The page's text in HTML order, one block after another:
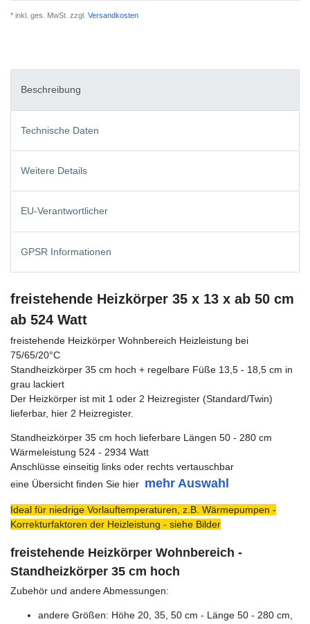
* inkl. ges. MwSt. zzgl. Versandkosten
Beschreibung
Technische Daten
Weitere Details
EU-Verantwortlicher
GPSR Informationen
freistehende Heizkörper 35 x 13 x ab 50 cm
ab 524 Watt
freistehende Heizkörper Wohnbereich Heizleistung bei
75/65/20°C
Standheizkörper 35 cm hoch + regelbare Füße 13,5 - 18,5 cm in
grau lackiert
Der Heizkörper ist mit 1 oder 2 Heizregister (Standard/Twin)
lieferbar, hier 2 Heizregister.
Standheizkörper 35 cm hoch lieferbare Längen 50 - 280 cm
Wärmeleistung 524 - 2934 Watt
Anschlüsse einseitig links oder rechts vertauschbar
eine Übersicht finden Sie hier mehr Auswahl
Ideal für niedrige Vorlauftemperaturen, z.B. Wärmepumpen -
Korrekturfaktoren der Heizleistung - siehe Bilder
freistehende Heizkörper Wohnbereich -
Standheizkörper 35 cm hoch
Zubehör und andere Abmessungen:
andere Größen: Höhe 20, 35, 50 cm - Länge 50 - 280 cm,